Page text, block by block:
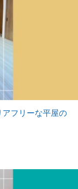
アフリーな平屋の